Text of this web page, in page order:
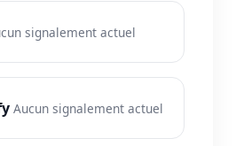
signalement actuel
Aucun signalement actuel